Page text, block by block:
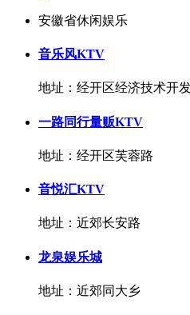
安徽省休闲娱乐
音乐风KTV
地址：经开区经济技术开
一路同行量贩KTV
地址：经开区芙蓉路
音悦汇KTV
地址：近郊长安路
龙泉娱乐城
地址：近郊同大乡